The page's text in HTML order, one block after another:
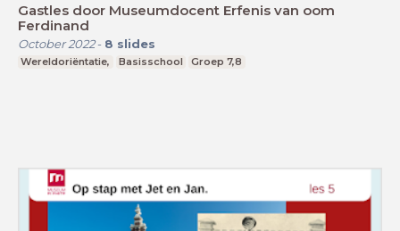
Gastles door Museumdocent Erfenis van oom
Ferdinand
October 2022- 8 slides
Wereldoriëntatie, Basisschool Groep 7,8